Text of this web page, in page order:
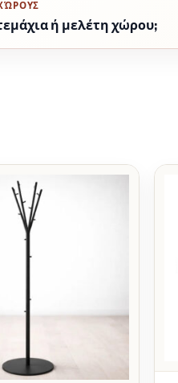
ή μελέτη χώρου;